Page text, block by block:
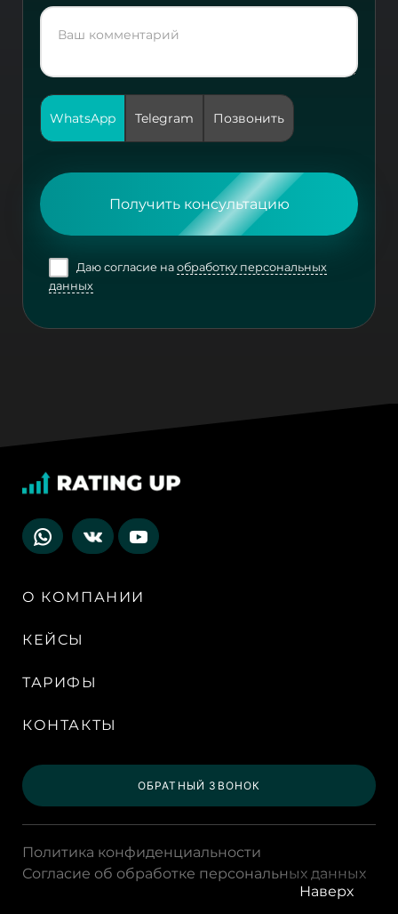
WhatsApp Telegram Позвонить
Получить консультацию
Даю согласие на обработку персональных
данных
О КОМПАНИИ
КЕЙСЫ
ТАРИФЫ
КОНТАКТЫ
ОБРАТНЫЙ ЗВОНОК
Политика конфиденциальности
Согласие об обработке персональных данных
Наверх